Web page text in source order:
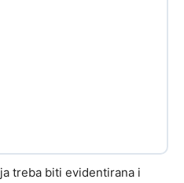
treba biti evidentirana i